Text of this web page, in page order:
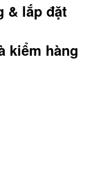
& lắp đặt
kiểm hàng